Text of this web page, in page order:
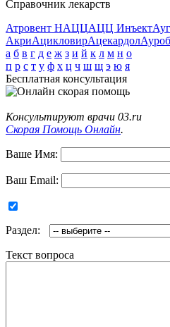
Справочник лекарств
Атровент НАЦЦАЦЦ Инъект
АкриАцикловирАцекардол
а б в г д е ж з и й к л м н о
п р с т у ф х ц ч ш щ э ю я
Бесплатная консультация
Консультируют врачи 03.ru
Скорая Помощь Онлайн.
Ваше Имя:
Ваш Email:
Раздел:
Текст вопроса